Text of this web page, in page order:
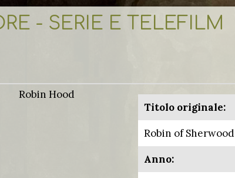
- SERIE E TELEFILM
Robin Hood
Titolo originale:
Robin of Sherwood
Anno: